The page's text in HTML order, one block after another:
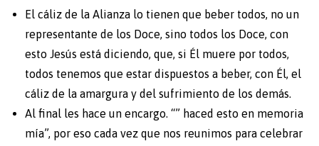
El cáliz de la Alianza lo tienen que beber todos, no un
representante de los Doce, sino todos los Doce, con
esto Jesús está diciendo, que, si Él muere por todos,
todos tenemos que estar dispuestos a beber, con Él, el
cáliz de la amargura y del sufrimiento de los demás.
Al final les hace un encargo. “” haced esto en memoria
mía”, por eso cada vez que nos reunimos para celebrar